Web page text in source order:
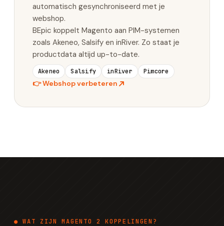
automatisch gesynchroniseerd met je
webshop.
BEpic koppelt Magento aan PIM-systemen
zoals Akeneo, Salsify en inRiver. Zo staat je
productdata altijd up-to-date.
Akeneo Salsify inRiver Pimcore
👉Webshop verbeteren
● WAT ZIJN MAGENTO 2 KOPPELINGEN?